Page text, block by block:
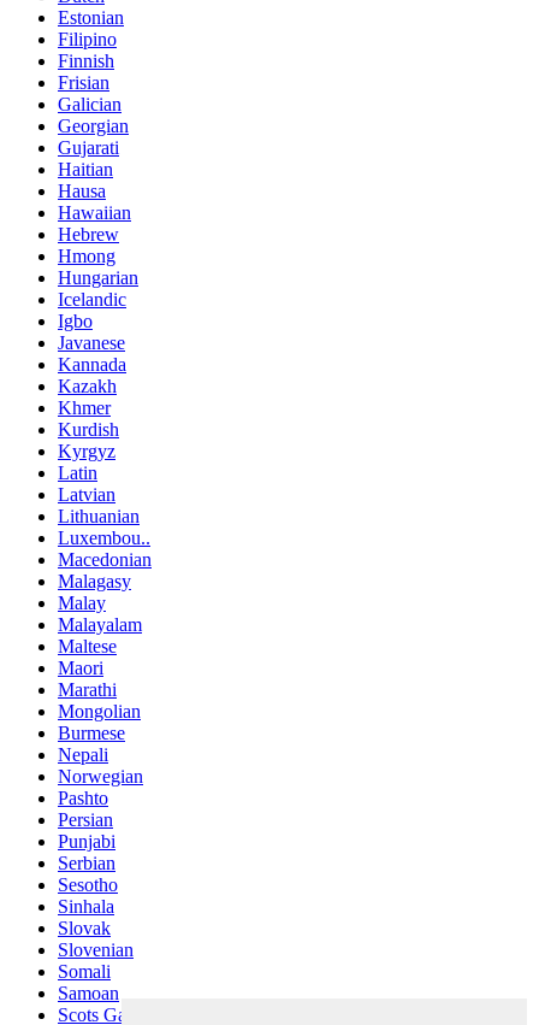
Estonian
Filipino
Finnish
Frisian
Galician
Georgian
Gujarati
Haitian
Hausa
Hawaiian
Hebrew
Hmong
Hungarian
Icelandic
Igbo
Javanese
Kannada
Kazakh
Khmer
Kurdish
Kyrgyz
Latin
Latvian
Lithuanian
Luxembou..
Macedonian
Malagasy
Malay
Malayalam
Maltese
Maori
Marathi
Mongolian
Burmese
Nepali
Norwegian
Pashto
Persian
Punjabi
Serbian
Sesotho
Sinhala
Slovak
Slovenian
Somali
Samoan
Scots Gaelic